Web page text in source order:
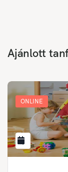
Ajánlott
ONLINE